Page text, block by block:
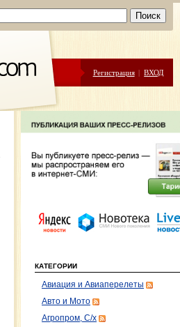
Регистрация | ВХОД
КАТЕГОРИИ
Авиация и Авиаперелеты
Авто и Мото
Агропром, С/х